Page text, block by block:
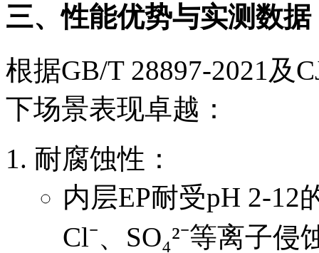
三、性能优势与实测数据
根据GB/T 28897-2021及
下场景表现卓越：
耐腐蚀性：
内层EP耐受pH 2-12
Cl⁻、SO₄²⁻等离子